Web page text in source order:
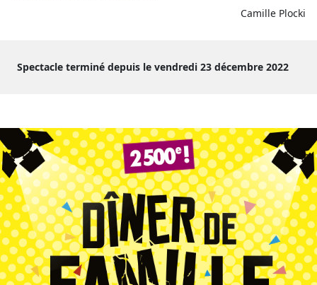
Camille Plocki
Spectacle terminé depuis le vendredi 23 décembre 2022